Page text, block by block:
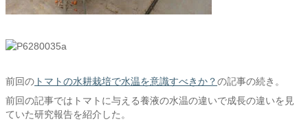
前回の トマトの水耕栽培で水温を意識すべきか？の記事の続き。
前回の記事ではトマトに与える養液の水温の違いで成長の違いを見
ていた研究報告を紹介した。